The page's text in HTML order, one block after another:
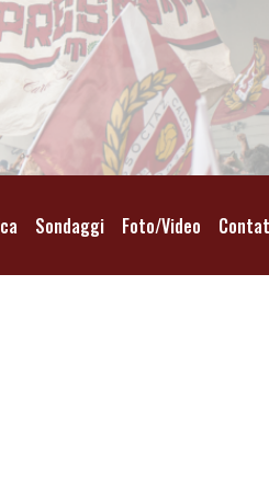
Sondaggi Foto/Video